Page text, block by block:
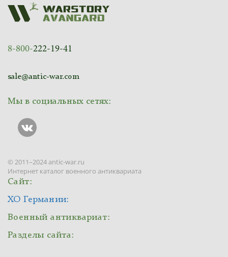
8-800-222-19-41
sale@antic-war.com
Мы в социальных сетях:
© 2011–2024 antic-war.ru
Интернет каталог военного антиквариата
Сайт:
ХО Германии:
Военный антиквариат:
Разделы сайта: